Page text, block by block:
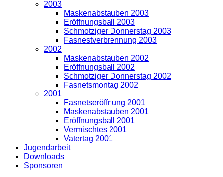
2003
Maskenabstauben 2003
Eröffnungsball 2003
Schmotziger Donnerstag 2003
Fasnestverbrennung 2003
2002
Maskenabstauben 2002
Eröffnungsball 2002
Schmotziger Donnerstag 2002
Fasnetsmontag 2002
2001
Fasnetseröffnung 2001
Maskenabstauben 2001
Eröffnungsball 2001
Vermischtes 2001
Vatertag 2001
Jugendarbeit
Downloads
Sponsoren